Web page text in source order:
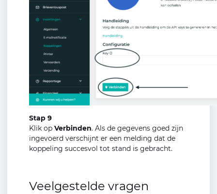
Stap 9
Klik op Verbinden. Als de gegevens goed zijn
ingevoerd verschijnt er een melding dat de
koppeling succesvol tot stand is gebracht.
Veelgestelde vragen